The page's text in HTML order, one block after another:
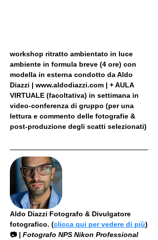
workshop ritratto ambientato in luce
ambiente in formula breve (4 ore) con
modella in esterna condotto da Aldo
Diazzi | www.aldodiazzi.com | + AULA
VIRTUALE (facoltativa) in settimana in
video-conferenza di gruppo (per una
lettura e commento delle fotografie &
post-produzione degli scatti selezionati)
Aldo Diazzi Fotografo & Divulgatore
fotografico. (clicca qui per vedere di più)
📷 | Fotografo NPS Nikon Professional